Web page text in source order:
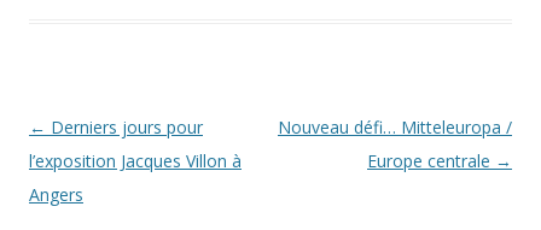
Navigation
des
articles
← Derniers jours pour
l’exposition Jacques Villon à
Angers
Nouveau défi… Mitteleuropa /
Europe centrale →